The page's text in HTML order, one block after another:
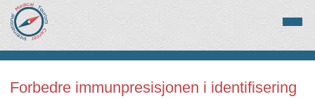
Forbedre immunpresisjonen i identifisering